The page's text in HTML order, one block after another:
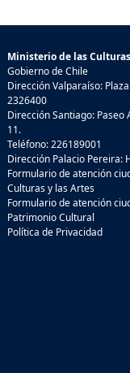
Ministerio de las
Gobierno de Chile
Dirección Valparaíso:
2326400
Dirección Santiago: Paseo
11.
Teléfono: 226189001
Dirección Palacio Pereira:
Formulario de atención
Culturas y las Artes
Formulario de atención
Patrimonio Cultural
Política de Privacidad